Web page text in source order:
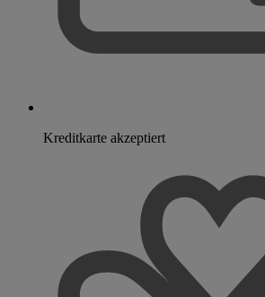
Kreditkarte akzeptiert